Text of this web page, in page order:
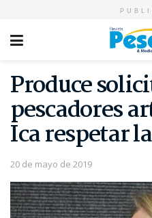
Produce
pescadores
Ica respetar
20 de mayo de 2019